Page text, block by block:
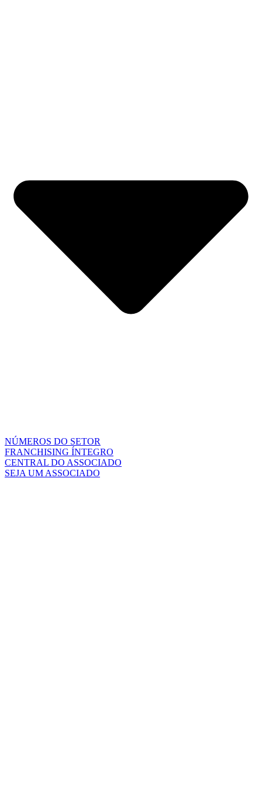
NÚMEROS DO SETOR
FRANCHISING ÍNTEGRO
CENTRAL DO ASSOCIADO
SEJA UM ASSOCIADO